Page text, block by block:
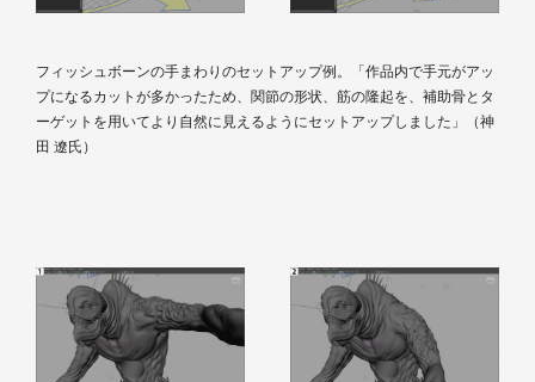
フィッシュボーンの手まわりのセットアップ例。「作品内で手元がアッ
プになるカットが多かったため、関節の形状、筋の隆起を、補助骨とタ
ーゲットを用いてより自然に見えるようにセットアップしました」（神
田 遼氏）